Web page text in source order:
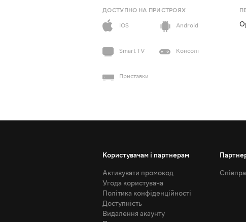
ДОСТУПНО НА ПРИСТРОЯХ
iOS
Android
Smart TV Консолі
Приставки
Користувачам і партнерам
Активувати промокод
Угода користувача
Політика конфіденційності
Доступність
Видалення акаунту